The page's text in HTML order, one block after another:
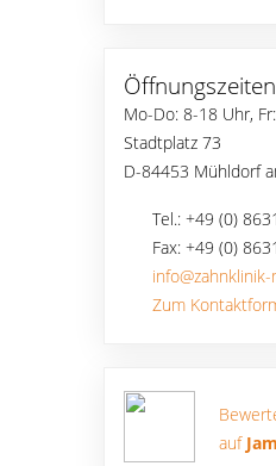
Öffnungszeiten
Mo-Do: 8-18 Uhr,
Stadtplatz 73
D-84453 Mühldorf
Tel.: +49 (0)
Fax: +49 (0)
Zum
auf